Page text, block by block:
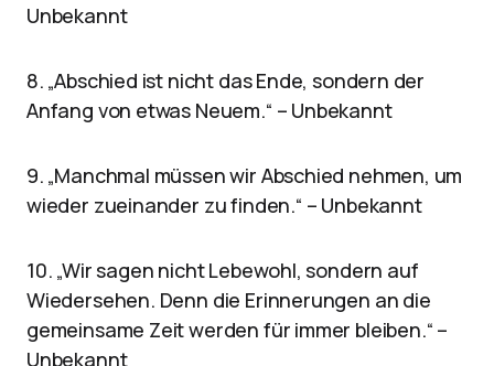
Unbekannt
8. „Abschied ist nicht das Ende, sondern der
Anfang von etwas Neuem.“ – Unbekannt
9. „Manchmal müssen wir Abschied nehmen, um
wieder zueinander zu finden.“ – Unbekannt
10. „Wir sagen nicht Lebewohl, sondern auf
Wiedersehen. Denn die Erinnerungen an die
gemeinsame Zeit werden für immer bleiben.“ –
Unbekannt